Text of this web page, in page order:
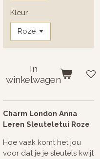
Kleur
In
winkelwagen
Charm London Anna
Leren Sleuteletui Roze
Hoe vaak komt het jou
voor dat je je sleutels kwijt